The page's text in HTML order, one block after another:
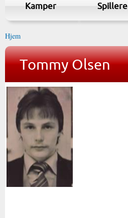
Kamper Spillere
Hjem
Tommy Olsen